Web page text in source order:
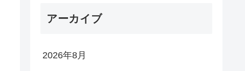
アーカイブ
2026年8月